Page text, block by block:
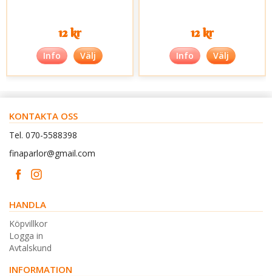
12 kr
Info Välj
12 kr
Info Välj
KONTAKTA OSS
Tel. 070-5588398
finaparlor@gmail.com
HANDLA
Köpvillkor
Logga in
Avtalskund
INFORMATION